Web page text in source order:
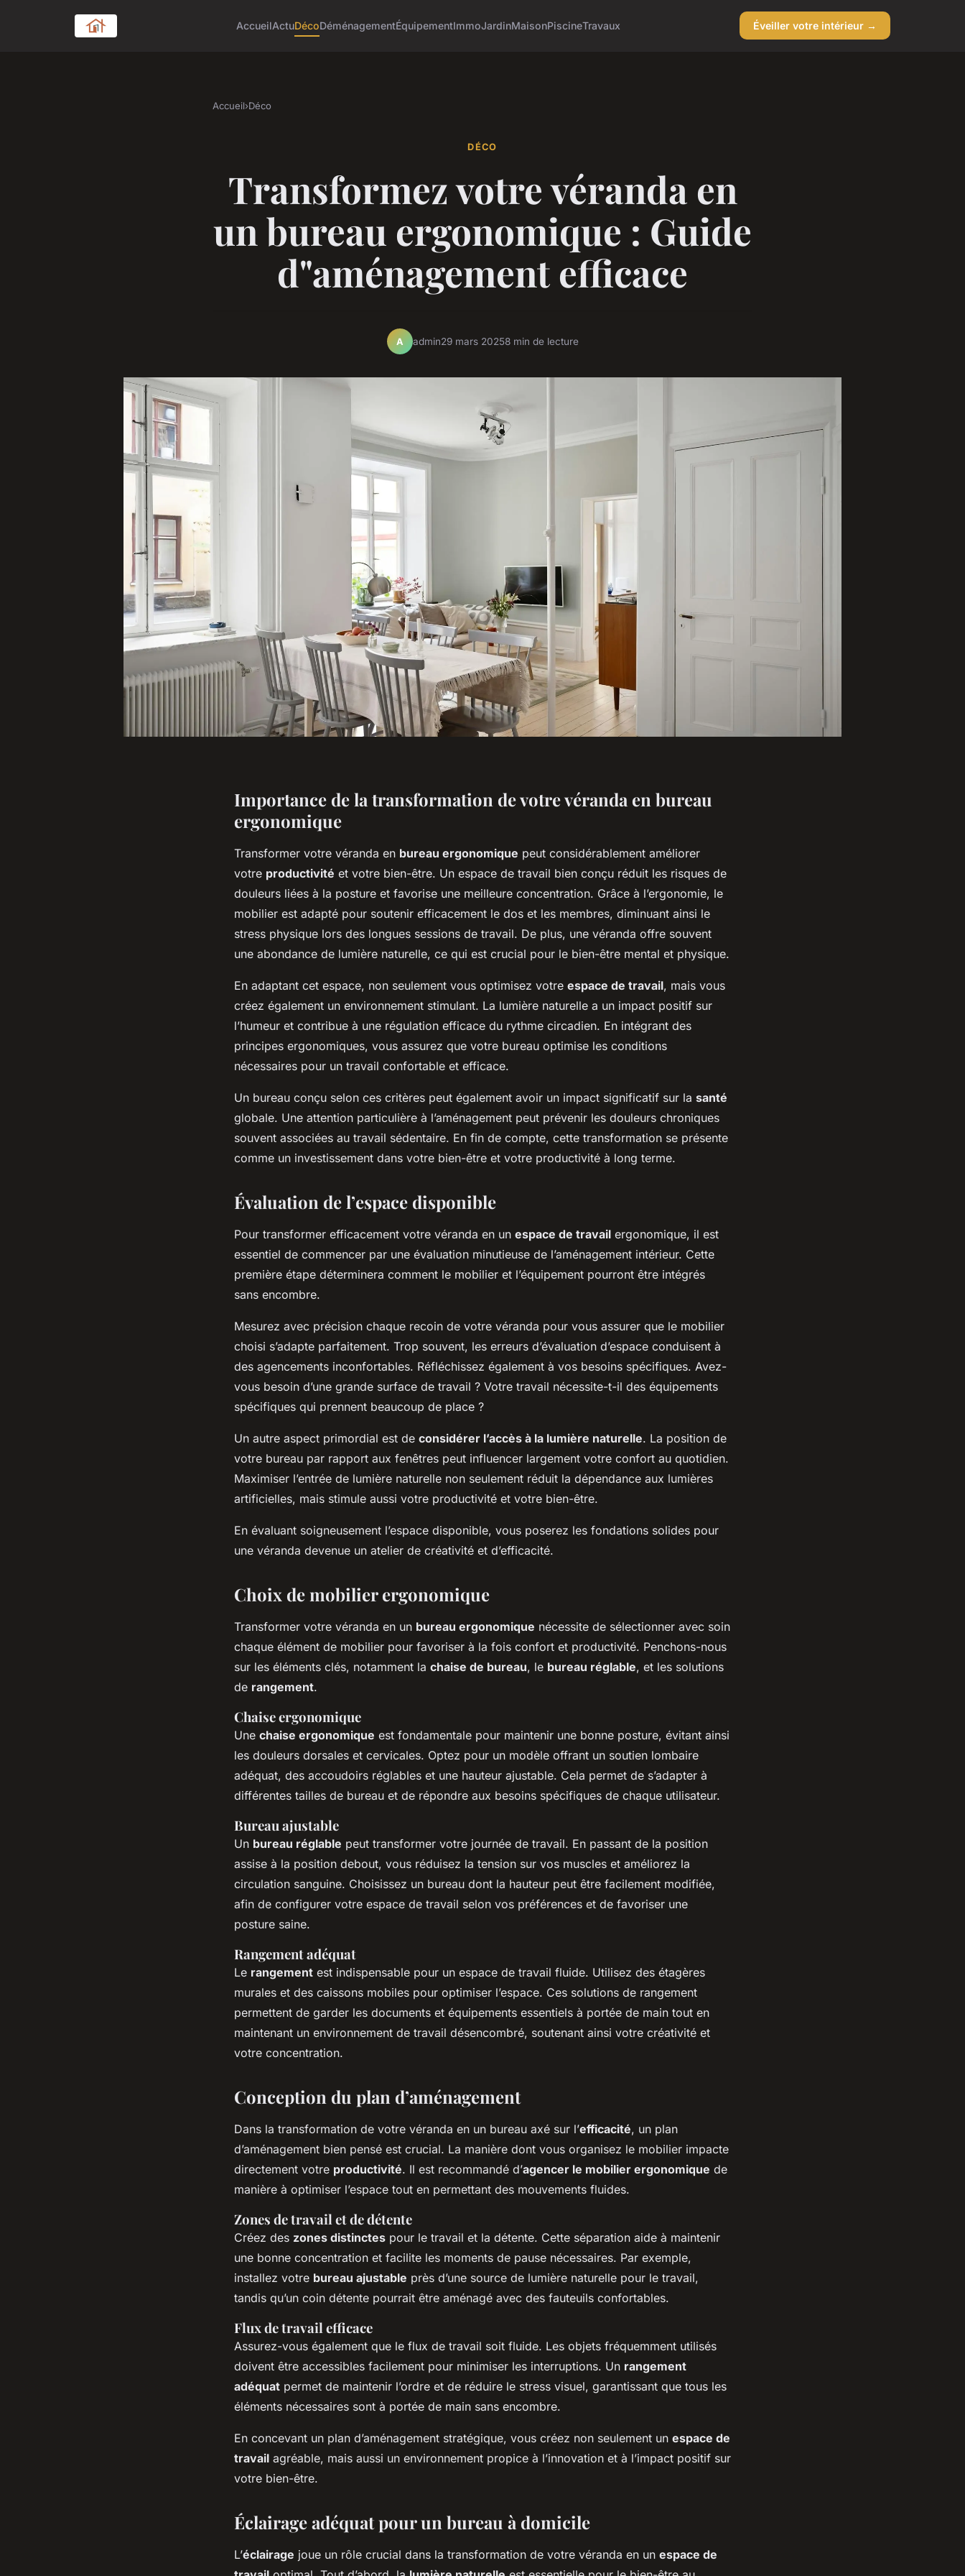
AccueilActuDécoDéménagementÉquipementImmoJardinMaisonPiscineTravaux Éveiller votre intérieur →
Accueil›Déco
DÉCO
Transformez votre véranda en
un bureau ergonomique : Guide
d"aménagement efficace
A admin29 mars 20258 min de lecture
Importance de la transformation de votre véranda en bureau
ergonomique
Transformer votre véranda en bureau ergonomique peut considérablement améliorer
votre productivité et votre bien-être. Un espace de travail bien conçu réduit les risques de
douleurs liées à la posture et favorise une meilleure concentration. Grâce à l’ergonomie, le
mobilier est adapté pour soutenir efficacement le dos et les membres, diminuant ainsi le
stress physique lors des longues sessions de travail. De plus, une véranda offre souvent
une abondance de lumière naturelle, ce qui est crucial pour le bien-être mental et physique.
En adaptant cet espace, non seulement vous optimisez votre espace de travail, mais vous
créez également un environnement stimulant. La lumière naturelle a un impact positif sur
l’humeur et contribue à une régulation efficace du rythme circadien. En intégrant des
principes ergonomiques, vous assurez que votre bureau optimise les conditions
nécessaires pour un travail confortable et efficace.
Un bureau conçu selon ces critères peut également avoir un impact significatif sur la santé
globale. Une attention particulière à l’aménagement peut prévenir les douleurs chroniques
souvent associées au travail sédentaire. En fin de compte, cette transformation se présente
comme un investissement dans votre bien-être et votre productivité à long terme.
Évaluation de l’espace disponible
Pour transformer efficacement votre véranda en un espace de travail ergonomique, il est
essentiel de commencer par une évaluation minutieuse de l’aménagement intérieur. Cette
première étape déterminera comment le mobilier et l’équipement pourront être intégrés
sans encombre.
Mesurez avec précision chaque recoin de votre véranda pour vous assurer que le mobilier
choisi s’adapte parfaitement. Trop souvent, les erreurs d’évaluation d’espace conduisent à
des agencements inconfortables. Réfléchissez également à vos besoins spécifiques. Avez-
vous besoin d’une grande surface de travail ? Votre travail nécessite-t-il des équipements
spécifiques qui prennent beaucoup de place ?
Un autre aspect primordial est de considérer l’accès à la lumière naturelle. La position de
votre bureau par rapport aux fenêtres peut influencer largement votre confort au quotidien.
Maximiser l’entrée de lumière naturelle non seulement réduit la dépendance aux lumières
artificielles, mais stimule aussi votre productivité et votre bien-être.
En évaluant soigneusement l’espace disponible, vous poserez les fondations solides pour
une véranda devenue un atelier de créativité et d’efficacité.
Choix de mobilier ergonomique
Transformer votre véranda en un bureau ergonomique nécessite de sélectionner avec soin
chaque élément de mobilier pour favoriser à la fois confort et productivité. Penchons-nous
sur les éléments clés, notamment la chaise de bureau, le bureau réglable, et les solutions
de rangement.
Chaise ergonomique
Une chaise ergonomique est fondamentale pour maintenir une bonne posture, évitant ainsi
les douleurs dorsales et cervicales. Optez pour un modèle offrant un soutien lombaire
adéquat, des accoudoirs réglables et une hauteur ajustable. Cela permet de s’adapter à
différentes tailles de bureau et de répondre aux besoins spécifiques de chaque utilisateur.
Bureau ajustable
Un bureau réglable peut transformer votre journée de travail. En passant de la position
assise à la position debout, vous réduisez la tension sur vos muscles et améliorez la
circulation sanguine. Choisissez un bureau dont la hauteur peut être facilement modifiée,
afin de configurer votre espace de travail selon vos préférences et de favoriser une
posture saine.
Rangement adéquat
Le rangement est indispensable pour un espace de travail fluide. Utilisez des étagères
murales et des caissons mobiles pour optimiser l’espace. Ces solutions de rangement
permettent de garder les documents et équipements essentiels à portée de main tout en
maintenant un environnement de travail désencombré, soutenant ainsi votre créativité et
votre concentration.
Conception du plan d’aménagement
Dans la transformation de votre véranda en un bureau axé sur l’efficacité, un plan
d’aménagement bien pensé est crucial. La manière dont vous organisez le mobilier impacte
directement votre productivité. Il est recommandé d’agencer le mobilier ergonomique de
manière à optimiser l’espace tout en permettant des mouvements fluides.
Zones de travail et de détente
Créez des zones distinctes pour le travail et la détente. Cette séparation aide à maintenir
une bonne concentration et facilite les moments de pause nécessaires. Par exemple,
installez votre bureau ajustable près d’une source de lumière naturelle pour le travail,
tandis qu’un coin détente pourrait être aménagé avec des fauteuils confortables.
Flux de travail efficace
Assurez-vous également que le flux de travail soit fluide. Les objets fréquemment utilisés
doivent être accessibles facilement pour minimiser les interruptions. Un rangement
adéquat permet de maintenir l’ordre et de réduire le stress visuel, garantissant que tous les
éléments nécessaires sont à portée de main sans encombre.
En concevant un plan d’aménagement stratégique, vous créez non seulement un espace de
travail agréable, mais aussi un environnement propice à l’innovation et à l’impact positif sur
votre bien-être.
Éclairage adéquat pour un bureau à domicile
L’éclairage joue un rôle crucial dans la transformation de votre véranda en un espace de